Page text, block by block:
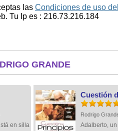
las Condiciones de uso
Tu Ip es : 216.73.216.184
GRANDE
en silla
Cuestión
Rodrigo
Adalberto,